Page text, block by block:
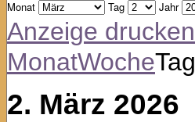
Monat Tag Jahr
Anzeige drucken
MonatWocheTag
2. März 2026